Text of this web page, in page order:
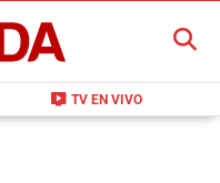
live_tv TV EN VIVO
BUSCAR